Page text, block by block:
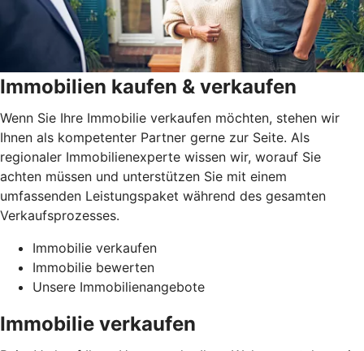
Immobilien kaufen & verkaufen
Wenn Sie Ihre Immobilie verkaufen möchten, stehen wir
Ihnen als kompetenter Partner gerne zur Seite. Als
regionaler Immobilienexperte wissen wir, worauf Sie
achten müssen und unterstützen Sie mit einem
umfassenden Leistungspaket während des gesamten
Verkaufsprozesses.
Immobilie verkaufen
Immobilie bewerten
Unsere Immobilienangebote
Immobilie verkaufen